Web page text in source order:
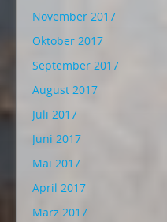
November 2017
Oktober 2017
September 2017
August 2017
Juli 2017
Juni 2017
Mai 2017
April 2017
März 2017